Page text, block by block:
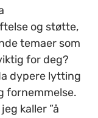
og støtte,
temaer som
for deg?
dypere lytting
fornemmelse.
kaller ”å